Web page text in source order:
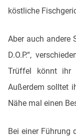
köstliche
Aber auch andere
D.O.P.“,
Trüffel könnt ihr
Außerdem solltet
Nähe mal einen
Bei einer Führung